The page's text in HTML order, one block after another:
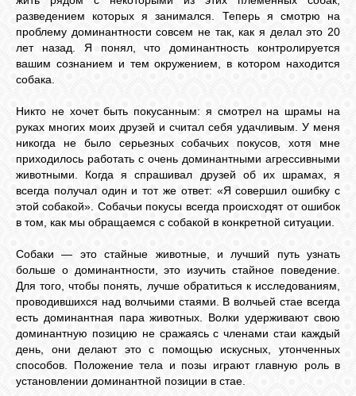
разведением которых я занимался. Теперь я смотрю на
проблему доминантности совсем не так, как я делал это 20
лет назад. Я понял, что доминантность контролируется
вашим сознанием и тем окружением, в котором находится
собака.
Никто не хочет быть покусанным: я смотрел на шрамы на
руках многих моих друзей и считал себя удачливым. У меня
никогда не было серьезных собачьих покусов, хотя мне
приходилось работать с очень доминантными агрессивными
животными. Когда я спрашивал друзей об их шрамах, я
всегда получал один и тот же ответ: «Я совершил ошибку с
этой собакой». Собачьи покусы всегда происходят от ошибок
в том, как мы обращаемся с собакой в конкретной ситуации.
Собаки — это стайные животные, и лучший путь узнать
больше о доминантности, это изучить стайное поведение.
Для того, чтобы понять, лучше обратиться к исследованиям,
проводившихся над волчьими стаями. В волчьей стае всегда
есть доминантная пара животных. Волки удерживают свою
доминантную позицию не сражаясь с членами стаи каждый
день, они делают это с помощью искусных, утонченных
способов. Положение тела и позы играют главную роль в
установлении доминантной позиции в стае.